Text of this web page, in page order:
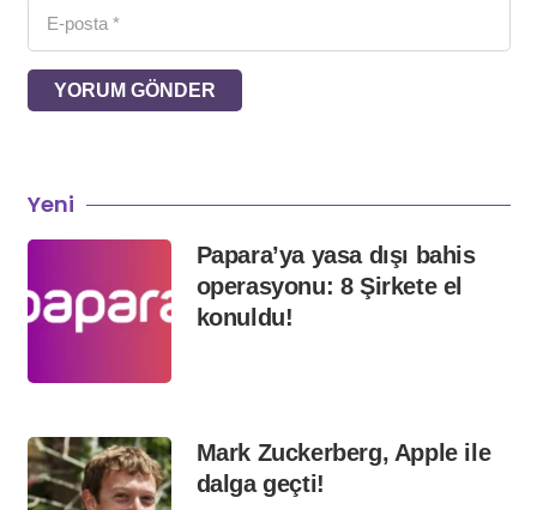
YORUM GÖNDER
Yeni
Papara’ya yasa dışı bahis
operasyonu: 8 Şirkete el
konuldu!
Mark Zuckerberg, Apple ile
dalga geçti!